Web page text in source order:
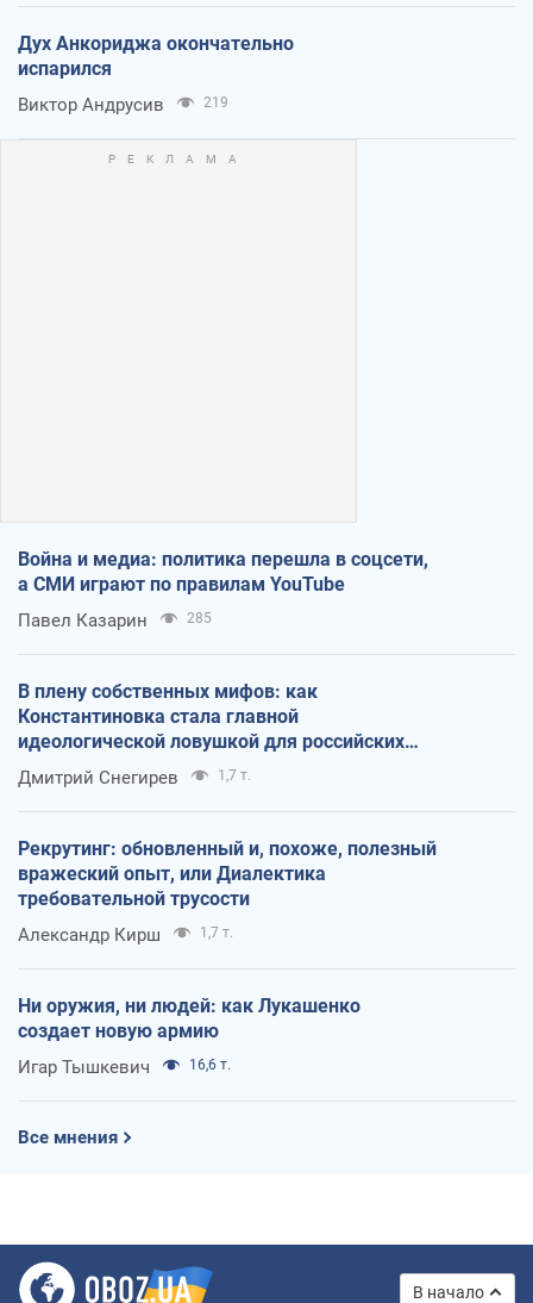
Дух Анкориджа окончательно
испарился
Виктор Андрусив 219
Война и медиа: политика перешла в соцсети,
а СМИ играют по правилам YouTube
Павел Казарин 285
В плену собственных мифов: как
Константиновка стала главной
идеологической ловушкой для российских
оккупантов
Дмитрий Снегирев 1,7 т.
Рекрутинг: обновленный и, похоже, полезный
вражеский опыт, или Диалектика
требовательной трусости
Александр Кирш 1,7 т.
Ни оружия, ни людей: как Лукашенко
создает новую армию
Игар Тышкевич 16,6 т.
Все мнения
В начало